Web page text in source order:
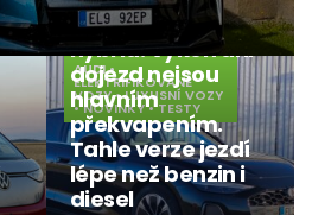
AUDI•
ELEKTRIFIKOVANÉ
VOZY•LUXUSNÍ VOZY
•NOVINKY•TESTY
Test Audi A6 e
hybrid: Výkon ani
dojezd nejsou
hlavním
překvapením.
Tahle verze jezdí
lépe než benzin i
diesel